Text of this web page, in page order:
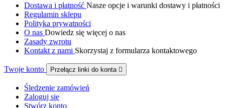
Dostawa i płatność Nasze opcje i warunki dostawy i płatności
Regulamin sklepu
Polityka prywatności
O nas Dowiedz się więcej o nas
Zasady zwrotu
Kontakt z nami Skorzystaj z formularza kontaktowego
Twoje konto Przełącz linki do konta 
Śledzenie zamówień
Zaloguj się
Stwórz konto